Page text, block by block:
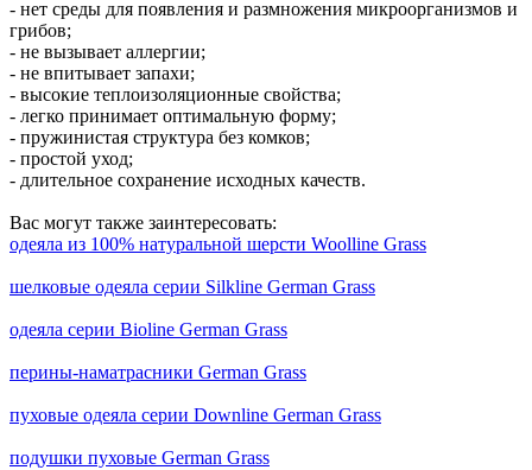
- нет среды для появления и размножения микроорганизмов и
грибов;
- не вызывает аллергии;
- не впитывает запахи;
- высокие теплоизоляционные свойства;
- легко принимает оптимальную форму;
- пружинистая структура без комков;
- простой уход;
- длительное сохранение исходных качеств.
Вас могут также заинтересовать:
одеяла из 100% натуральной шерсти Woolline Grass
шелковые одеяла серии Silkline German Grass
одеяла серии Bioline German Grass
перины-наматрасники German Grass
пуховые одеяла серии Downline German Grass
подушки пуховые German Grass